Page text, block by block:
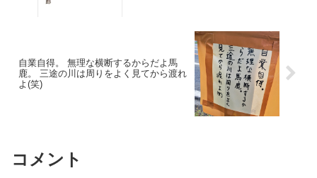
自業自得。 無理な横断するからだよ馬
鹿。 三途の川は周りをよく見てから渡れ
よ(笑)
コメント